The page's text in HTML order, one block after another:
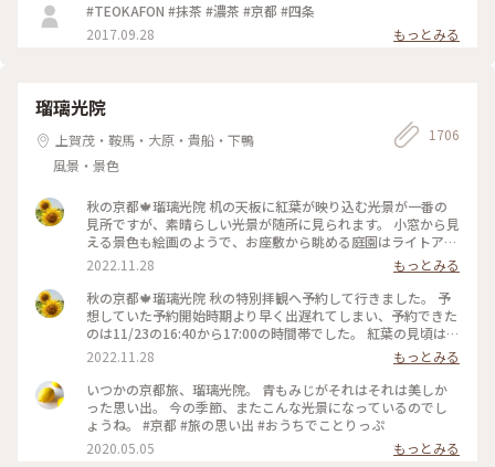
#TEOKAFON #抹茶 #濃茶 #京都 #四条
2017.09.28
もっとみる
瑠璃光院
上賀茂・鞍馬・大原・貴船・下鴨
風景・景色
1706
秋の京都🍁瑠璃光院 机の天板に紅葉が映り込む光景が一番の
見所ですが、素晴らしい光景が随所に見られます。 小窓から見
える景色も絵画のようで、お座敷から眺める庭園はライトアッ
プされてさらに雅です✨ 拝観が終わり、山門をくぐって振り返
ると、こちらも美しくライトアップされていました🍁♥️
2022.11.23 #秋いろとりどり #Myことりっぷ #瑠璃光院 #紅葉
狩り #紅葉 #京都
2022.11.28
もっとみる
秋の京都🍁瑠璃光院 秋の特別拝観へ予約して行きました。 予
想していた予約開始時期より早く出遅れてしまい、予約できた
のは11/23の16:40から17:00の時間帯でした。 紅葉の見頃はど
うかしら。昼でもなく夜でもなく。どんなふうに見えるんだろ
うと不安でしたが、薄暗くなってライトアップも始まった頃。
予想していた以上の素晴らしい風景がひろがっていました✨ 新
緑の頃とはまた違って雅な世界✨ 皆さんお行儀よく、机で満足
のいく写真を撮ったら後ろに並んでいる人に代わります。 敷居
を額縁に見立てて遠目から写真を撮ろうとしたら避けてくださ
ったり。 最初、夫は「春にも行ったのに」とブツブツ文句を
2022.11.28
もっとみる
いつかの京都旅、瑠璃光院。 青もみじがそれはそれは美しか
った思い出。 今の季節、またこんな光景になっているのでし
ょうね。 #京都 #旅の思い出 #おうちでことりっぷ
2020.05.05
もっとみる